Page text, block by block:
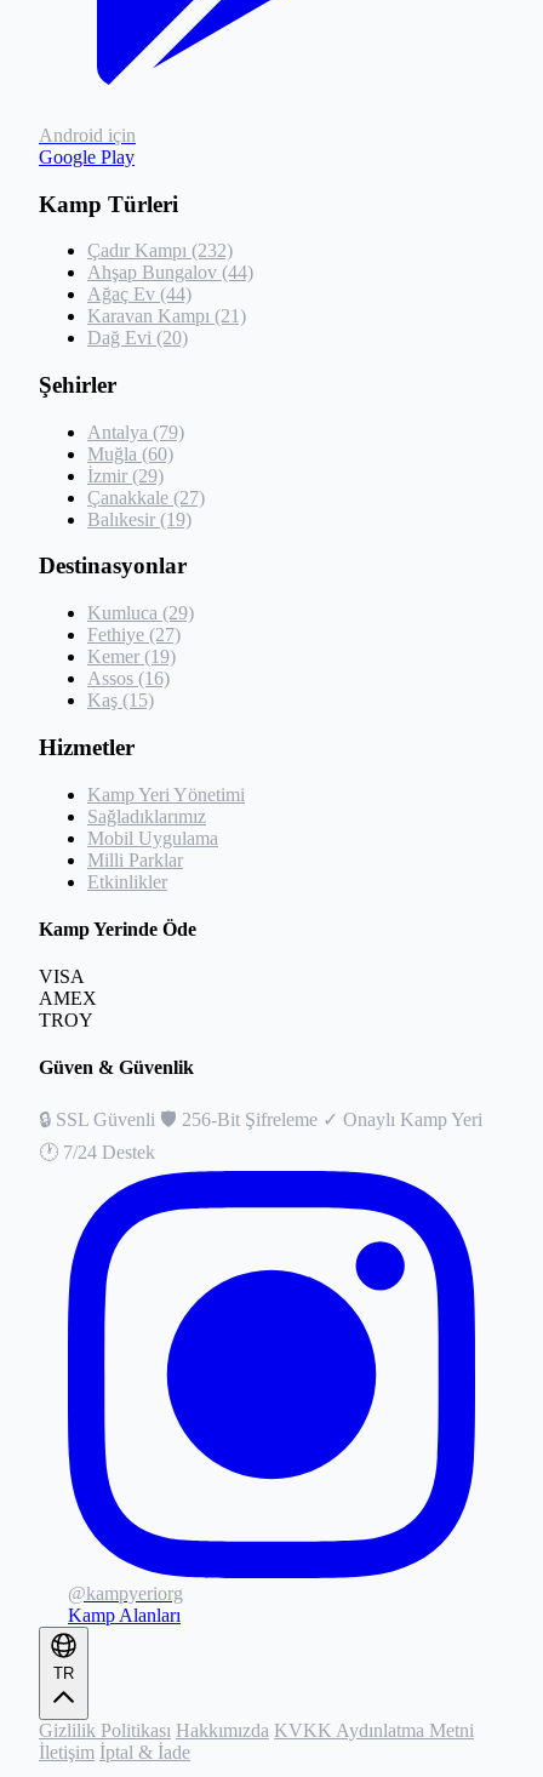
Android için
Google Play
Kamp Türleri
Çadır Kampı (232)
Ahşap Bungalov (44)
Ağaç Ev (44)
Karavan Kampı (21)
Dağ Evi (20)
Şehirler
Antalya (79)
Muğla (60)
İzmir (29)
Çanakkale (27)
Balıkesir (19)
Destinasyonlar
Kumluca (29)
Fethiye (27)
Kemer (19)
Assos (16)
Kaş (15)
Hizmetler
Kamp Yeri Yönetimi
Sağladıklarımız
Mobil Uygulama
Milli Parklar
Etkinlikler
Kamp Yerinde Öde
VISA
AMEX
TROY
Güven & Güvenlik
🔒 SSL Güvenli 🛡️ 256-Bit Şifreleme ✓ Onaylı Kamp Yeri
🕐 7/24 Destek
@kampyeriorg
Kamp Alanları
TR
Gizlilik Politikası Hakkımızda KVKK Aydınlatma Metni
İletişim İptal & İade